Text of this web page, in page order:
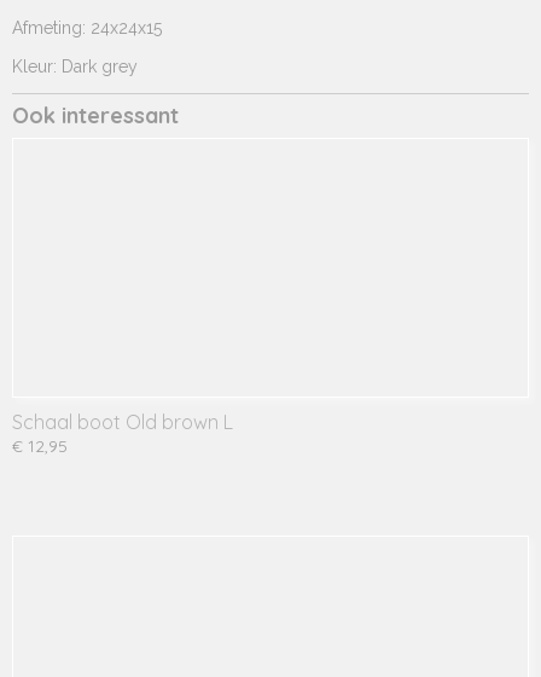
Afmeting: 24x24x15
Kleur: Dark grey
Ook interessant
Schaal boot Old brown L
€ 12,95